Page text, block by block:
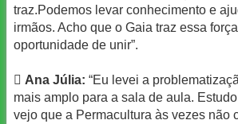
traz.Podemos levar conhecimento e
irmãos. Acho que o Gaia traz essa
oportunidade de unir”.
 Ana Júlia: “Eu levei a
mais amplo para a sala de aula.
vejo que a Permacultura às vezes não